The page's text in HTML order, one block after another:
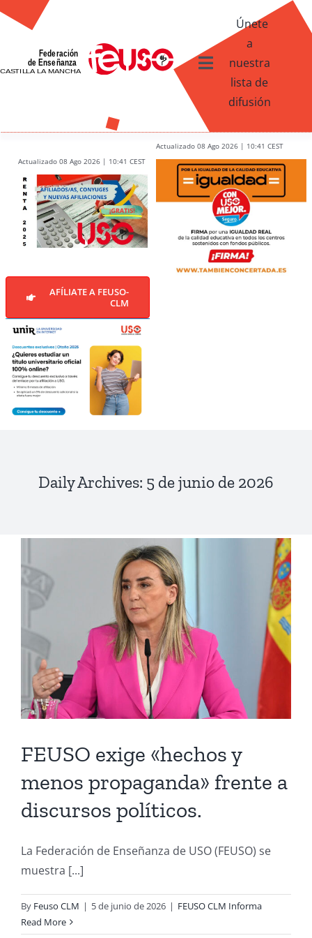
Skip
content
Toggle
Navigation
Contacto
Únete
a
nuestra
lista de
difusión
Actualizado 08 Ago 2026 | 10:41 CEST
Actualizado 08 Ago 2026 | 10:41 CEST
AFÍLIATE A FEUSO-
CLM
Daily Archives: 5 de junio de 2026
FEUSO exige «hechos y
menos propaganda» frente a
discursos políticos.
La Federación de Enseñanza de USO (FEUSO) se
muestra [...]
By Feuso CLM | 5 de junio de 2026 | FEUSO CLM Informa
Read More